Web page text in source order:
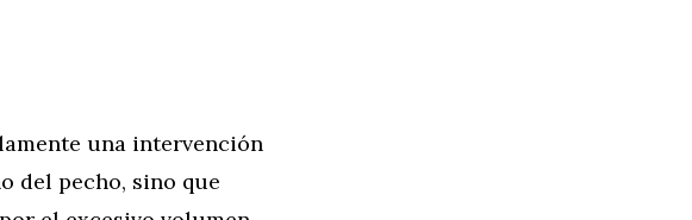
una intervención
del pecho, sino que